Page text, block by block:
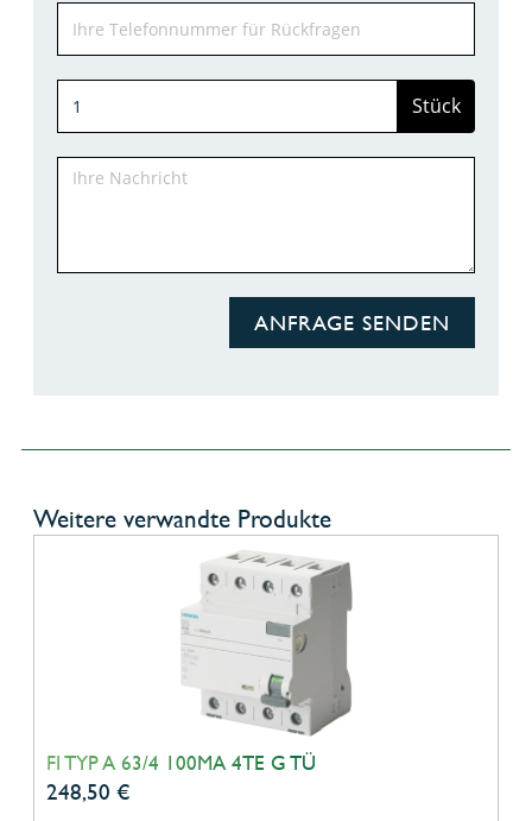
Stück
ANFRAGE SENDEN
Weitere verwandte Produkte
FI TYP A 63/4 100MA 4TE G TÜ
248,50 €